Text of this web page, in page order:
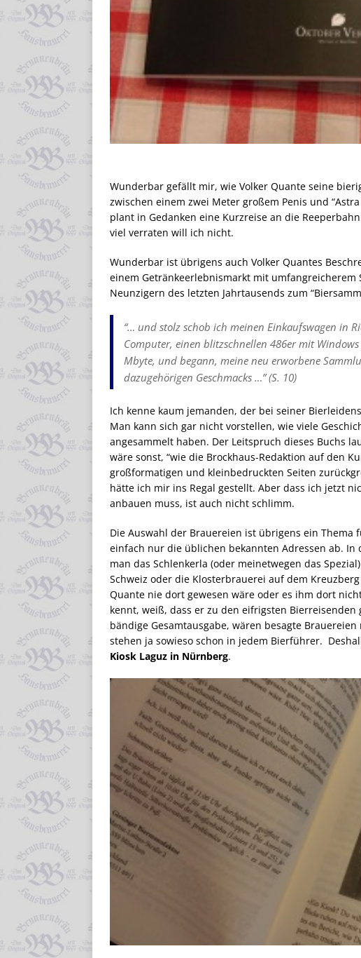
Wunderbar gefällt mir, wie Volker Quante seine
zwischen einem zwei Meter großem Penis und
plant in Gedanken eine Kurzreise an die
viel verraten will ich nicht.
Wunderbar ist übrigens auch Volker Quantes
einem Getränkeerlebnismarkt mit
Neunzigern des letzten Jahrtausends zum
“… und stolz schob ich meinen Einkaufswagen in
Computer, einen blitzschnellen 486er mit
Mbyte, und begann, meine neu erworbene
dazugehörigen Geschmacks …” (S. 10)
Ich kenne kaum jemanden, der bei seiner
Man kann sich gar nicht vorstellen, wie viele
angesammelt haben. Der Leitspruch dieses Buchs
wäre sonst, “wie die Brockhaus-Redaktion auf den
großformatigen und kleinbedruckten Seiten
hätte ich mir ins Regal gestellt. Aber dass ich jetzt
anbauen muss, ist auch nicht schlimm.
Die Auswahl der Brauereien ist übrigens ein
einfach nur die üblichen bekannten Adressen ab.
man das Schlenkerla (oder meinetwegen das
Schweiz oder die Klosterbrauerei auf dem
Quante nie dort gewesen wäre oder es ihm dort
kennt, weiß, dass er zu den eifrigsten Bierreisenden
bändige Gesamtausgabe, wären besagte
stehen ja sowieso schon in jedem Bierführer.
Kiosk Laguz in Nürnberg.